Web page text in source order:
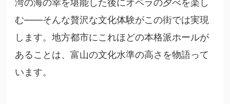
湾の海の幸を堪能した後にオペラの夕べを楽し
む——そんな贅沢な文化体験がこの街では実現
します。地方都市にこれほどの本格派ホールが
あることは、富山の文化水準の高さを物語って
います。